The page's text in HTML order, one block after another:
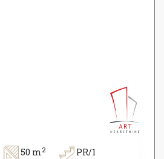
50 m2 PR/1